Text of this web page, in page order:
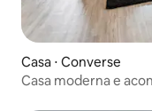
Casa ⋅ Converse
Casa moderna e